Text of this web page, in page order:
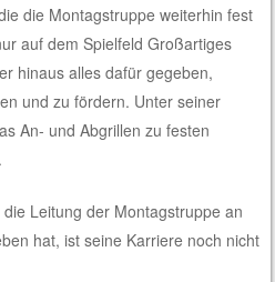
die Montagstruppe weiterhin fest
auf dem Spielfeld Großartiges
hinaus alles dafür gegeben,
und zu fördern. Unter seiner
An- und Abgrillen zu festen
Leitung der Montagstruppe an
hat, ist seine Karriere noch nicht